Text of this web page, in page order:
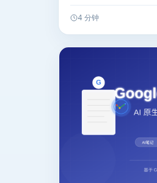
4 分钟